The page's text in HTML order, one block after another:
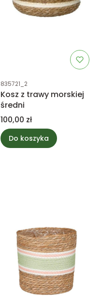
Kod produktu
835721_2
Kosz z trawy morskiej
średni
Cena
100,00 zł
Do koszyka